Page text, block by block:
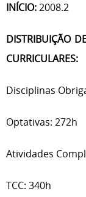
INÍCIO:2008.2
DISTRIBUIÇÃO
CURRICULARES:
Disciplinas
Optativas: 272h
Atividades
TCC: 340h